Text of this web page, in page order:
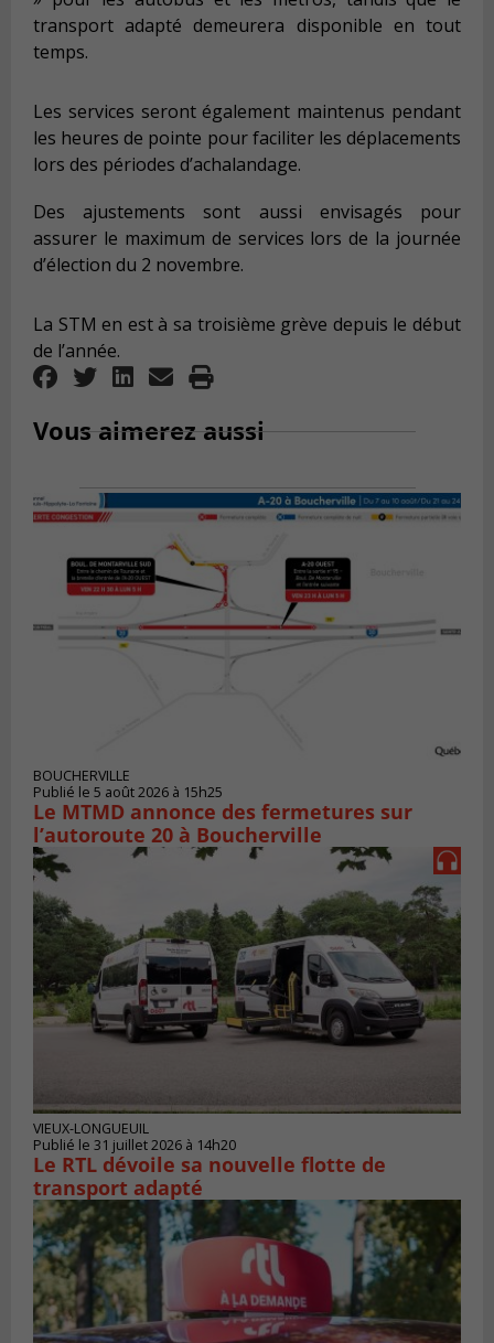
transport adapté demeurera disponible en tout
temps.
Les services seront également maintenus pendant
les heures de pointe pour faciliter les déplacements
lors des périodes d’achalandage.
Des ajustements sont aussi envisagés pour
assurer le maximum de services lors de la journée
d’élection du 2 novembre.
La STM en est à sa troisième grève depuis le début
de l’année.
Vous aimerez aussi
BOUCHERVILLE
Publié le 5 août 2026 à 15h25
Le MTMD annonce des fermetures sur
l’autoroute 20 à Boucherville
VIEUX-LONGUEUIL
Publié le 31 juillet 2026 à 14h20
Le RTL dévoile sa nouvelle flotte de
transport adapté